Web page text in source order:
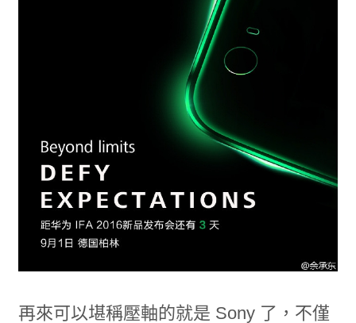
再來可以堪稱壓軸的就是 Sony 了，不僅